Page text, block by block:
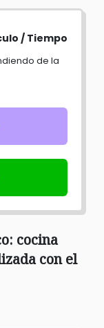
/ Tiempo
cocina
con el